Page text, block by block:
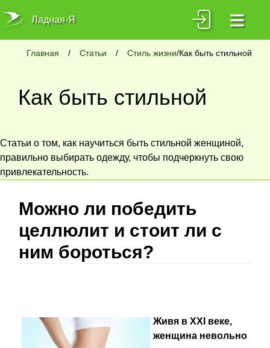
Ладная-Я ≡
Главная / Статьи / Стиль жизни/Как быть стильной
Как быть стильной
Статьи о том, как научиться быть стильной женщиной,
правильно выбирать одежду, чтобы подчеркнуть свою
привлекательность.
Можно ли победить
целлюлит и стоит ли с
ним бороться?
Живя в XXI веке,
женщина невольно